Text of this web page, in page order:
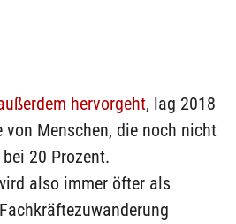
hervorgeht, lag 2018
Menschen, die noch nicht
20 Prozent.
also immer öfter als